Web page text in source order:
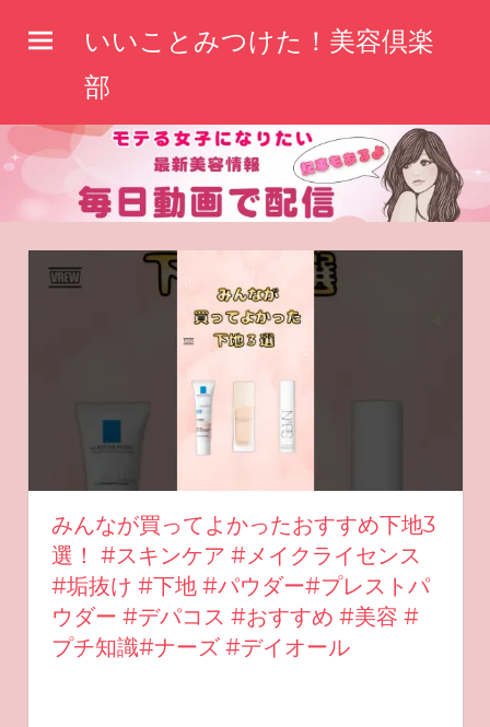
へ
いいことみつけた！美容倶楽
部
みんなが買ってよかったおすすめ下地3
選！ #スキンケア #メイクライセンス
#垢抜け #下地 #パウダー#プレストパ
ウダー #デパコス #おすすめ #美容 #
プチ知識#ナーズ #デイオール